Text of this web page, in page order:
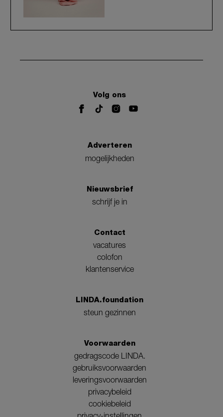
Volg ons
Adverteren
mogelijkheden
Nieuwsbrief
schrijf je in
Contact
vacatures
colofon
klantenservice
LINDA.foundation
steun gezinnen
Voorwaarden
gedragscode LINDA.
gebruiksvoorwaarden
leveringsvoorwaarden
privacybeleid
cookiebeleid